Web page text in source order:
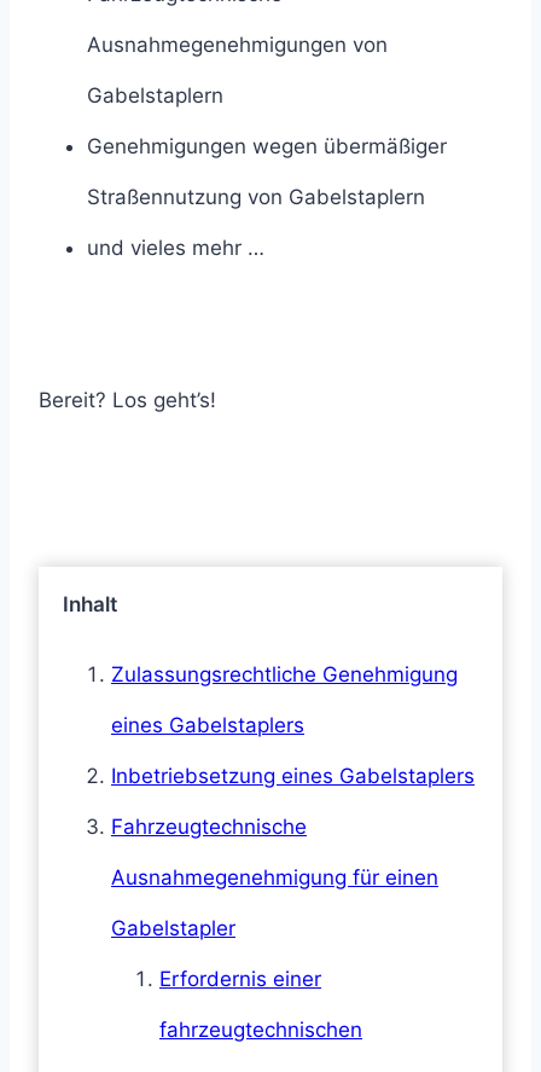
Ausnahmegenehmigungen von
Gabelstaplern
Genehmigungen wegen übermäßiger
Straßennutzung von Gabelstaplern
und vieles mehr …
Bereit? Los geht’s!
Inhalt
Zulassungsrechtliche Genehmigung
eines Gabelstaplers
Inbetriebsetzung eines Gabelstaplers
Fahrzeugtechnische
Ausnahmegenehmigung für einen
Gabelstapler
Erfordernis einer
fahrzeugtechnischen